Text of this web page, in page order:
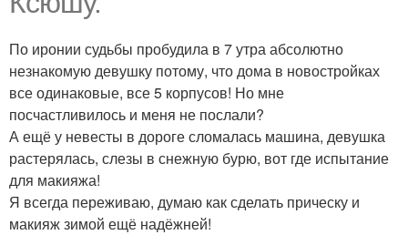
По иронии судьбы пробудила в 7 утра абсолютно
незнакомую девушку потому, что дома в новостройках
все одинаковые, все 5 корпусов! Но мне
посчастливилось и меня не послали?
А ещё у невесты в дороге сломалась машина, девушка
растерялась, слезы в снежную бурю, вот где испытание
для макияжа!
Я всегда переживаю, думаю как сделать прическу и
макияж зимой ещё надёжней!